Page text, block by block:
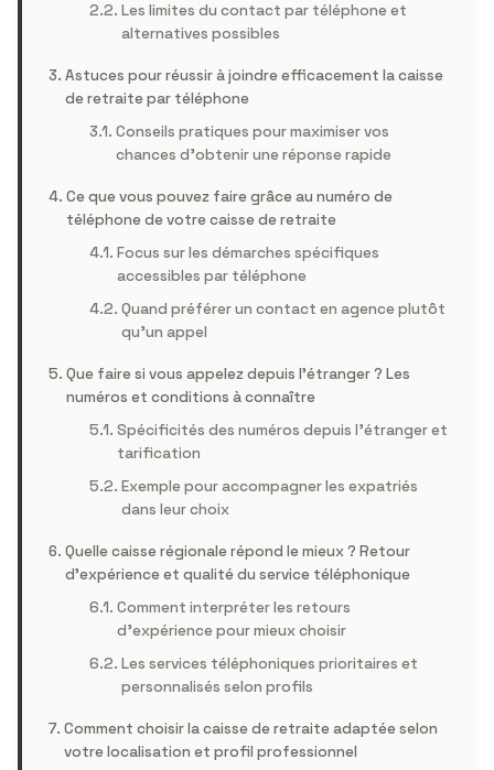
Les limites du contact par téléphone et
alternatives possibles
Astuces pour réussir à joindre efficacement la caisse
de retraite par téléphone
Conseils pratiques pour maximiser vos
chances d’obtenir une réponse rapide
Ce que vous pouvez faire grâce au numéro de
téléphone de votre caisse de retraite
Focus sur les démarches spécifiques
accessibles par téléphone
Quand préférer un contact en agence plutôt
qu’un appel
Que faire si vous appelez depuis l’étranger ? Les
numéros et conditions à connaître
Spécificités des numéros depuis l’étranger et
tarification
Exemple pour accompagner les expatriés
dans leur choix
Quelle caisse régionale répond le mieux ? Retour
d’expérience et qualité du service téléphonique
Comment interpréter les retours
d’expérience pour mieux choisir
Les services téléphoniques prioritaires et
personnalisés selon profils
Comment choisir la caisse de retraite adaptée selon
votre localisation et profil professionnel